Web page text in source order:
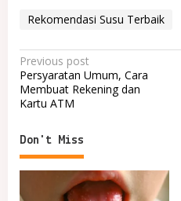
Rekomendasi Susu Terbaik
P
o
s
t
n
a
v
Previous post
Persyaratan Umum, Cara
Membuat Rekening dan
Kartu ATM
Don't Miss